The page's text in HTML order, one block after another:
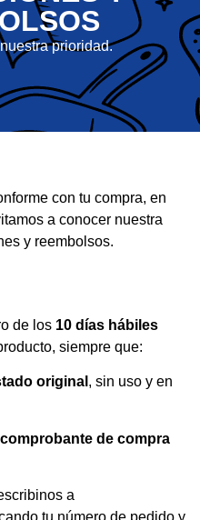
prioridad.
con tu compra, en
a conocer nuestra
y reembolsos.
de los 10 días hábiles
siempre que:
original , sin uso y en
de compra
a